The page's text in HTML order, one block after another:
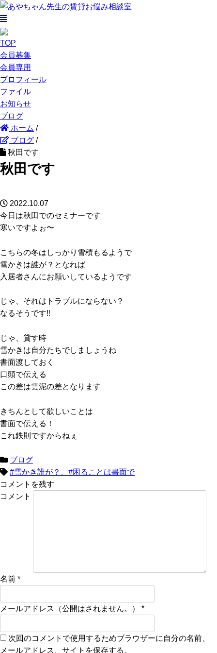
TOP
会員募集
会員専用
プロフィール
ファイル
お知らせ
ブログ
ホーム /
ブログ /
秋田です
秋田です
2022.10.07
今日は秋田でのセミナーです
寒いですよぉ〜
こちらの冬はしっかり雪積もるようで
雪かきは誰が？となれば
入居者さんにお願いしているようです
じゃ、それはトラブルにならない？
なるそうです‼️
じゃ、貸す時
雪かきは自分たちでしましょうね
書面渡しておく
口頭で伝える
この差は雲泥の差となります
きちんとして欲しいことは
書面で伝える！
これ鉄則ですからねぇ
ブログ
#雪かき誰が？、#困ることは書面で
コメントを残す
コメント
名前 *
メールアドレス（公開はされません。） *
次回のコメントで使用するためブラウザーに自分の名前、
メールアドレス、サイトを保存する。